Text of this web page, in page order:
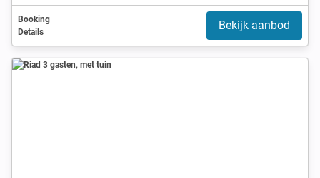
Booking
Details
Bekijk aanbod